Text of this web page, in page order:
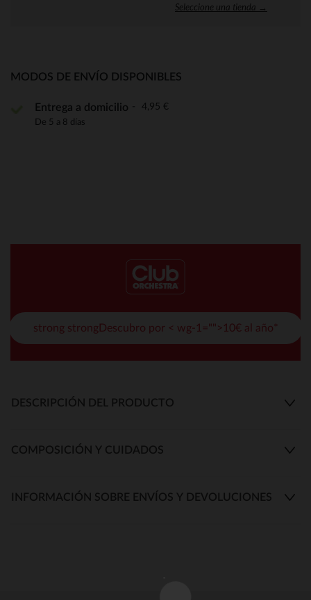
Seleccione una tienda →
MODOS DE ENVÍO DISPONIBLES
Entrega a domicilio 4,95 €
De 5 a 8 días
strong strongDescubro por < wg-1="">10€ al año*
DESCRIPCIÓN DEL PRODUCTO
COMPOSICIÓN Y CUIDADOS
INFORMACIÓN SOBRE ENVÍOS Y DEVOLUCIONES